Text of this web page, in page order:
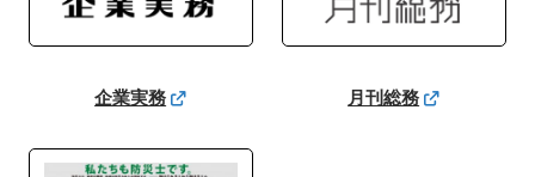
企業実務 月刊総務